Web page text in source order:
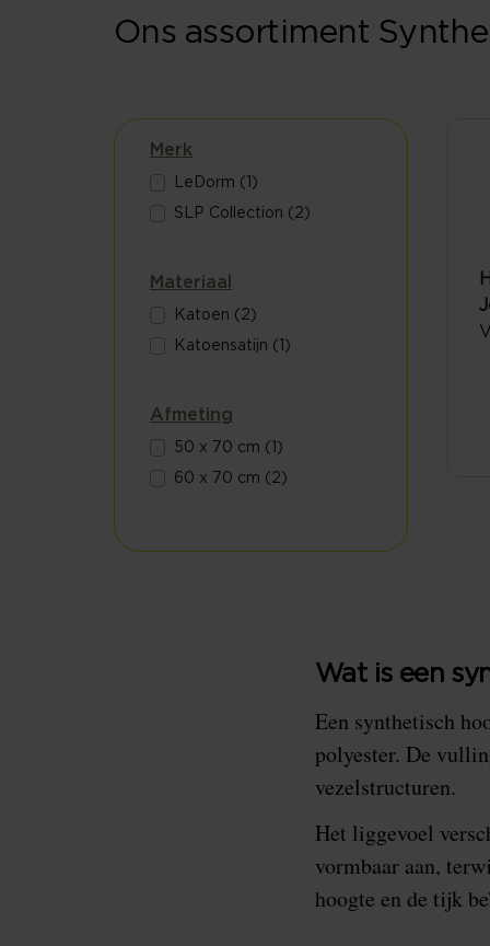
Ons assortiment
Merk
LeDorm (1)
SLP Collection (2)
Materiaal
Katoen (2)
Katoensatijn (1)
Afmeting
50 x 70 cm (1)
60 x 70 cm (2)
Wat is een
Een synthetisch
polyester. De
vezelstructuren.
Het liggevoel
vormbaar aan,
hoogte en de tijk